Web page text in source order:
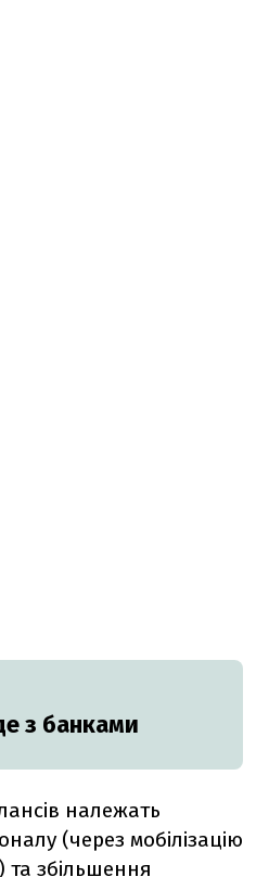
з банками
належать
(через мобілізацію
та збільшення